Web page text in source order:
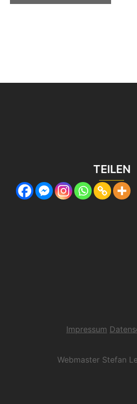
TEILEN
Impressum
Webmaster Stefan